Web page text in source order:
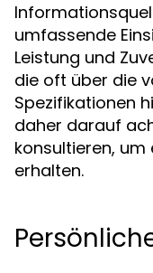
umfassende
Leistung und
die oft über die
Spezifikationen
daher darauf
konsultieren, um
erhalten.